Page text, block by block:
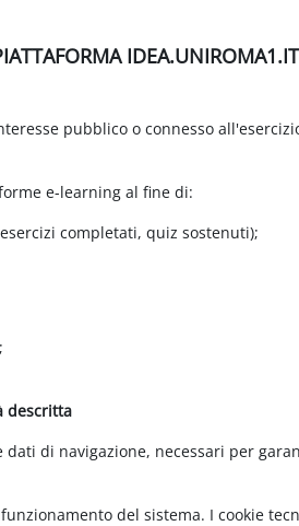
IDEA.UNIROMA1.IT
pubblico o connesso
e-learning al fine di:
completati, quiz sostenuti);
descritta
di navigazione, necessari per
del sistema. I cookie